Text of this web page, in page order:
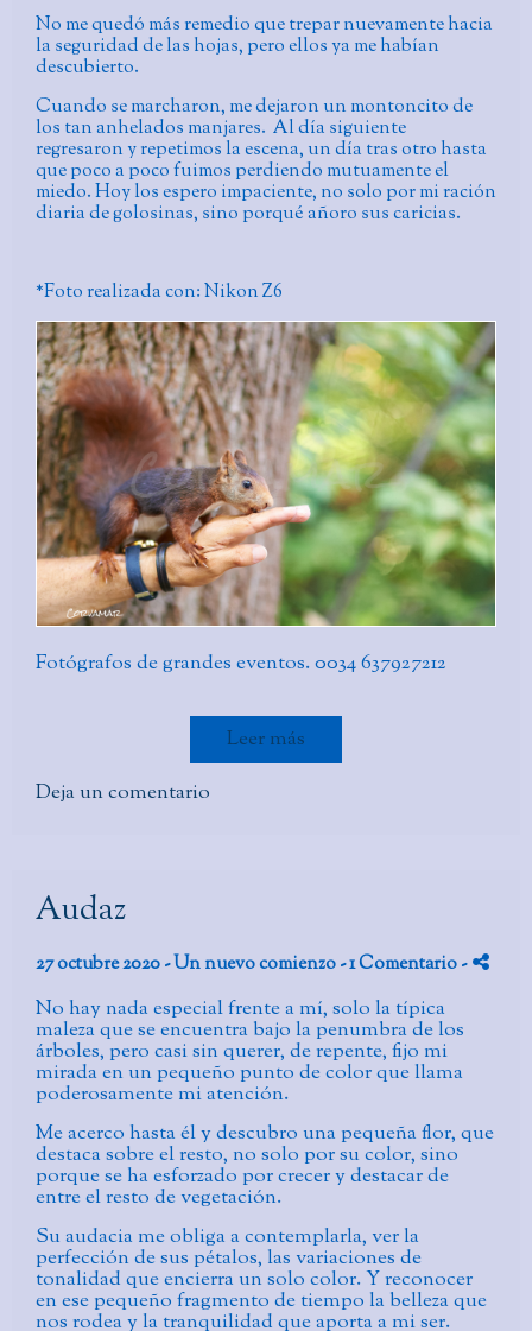
No me quedó más remedio que trepar nuevamente hacia
la seguridad de las hojas, pero ellos ya me habían
descubierto.
Cuando se marcharon, me dejaron un montoncito de
los tan anhelados manjares. Al día siguiente
regresaron y repetimos la escena, un día tras otro hasta
que poco a poco fuimos perdiendo mutuamente el
miedo. Hoy los espero impaciente, no solo por mi ración
diaria de golosinas, sino porqué añoro sus caricias.
*Foto realizada con: Nikon Z6
Fotógrafos de grandes eventos. 0034 637927212
Leer más
Deja un comentario
Audaz
27 octubre 2020 -Un nuevo comienzo- 1 Comentario-
No hay nada especial frente a mí, solo la típica
maleza que se encuentra bajo la penumbra de los
árboles, pero casi sin querer, de repente, fijo mi
mirada en un pequeño punto de color que llama
poderosamente mi atención.
Me acerco hasta él y descubro una pequeña flor, que
destaca sobre el resto, no solo por su color, sino
porque se ha esforzado por crecer y destacar de
entre el resto de vegetación.
Su audacia me obliga a contemplarla, ver la
perfección de sus pétalos, las variaciones de
tonalidad que encierra un solo color. Y reconocer
en ese pequeño fragmento de tiempo la belleza que
nos rodea y la tranquilidad que aporta a mi ser.